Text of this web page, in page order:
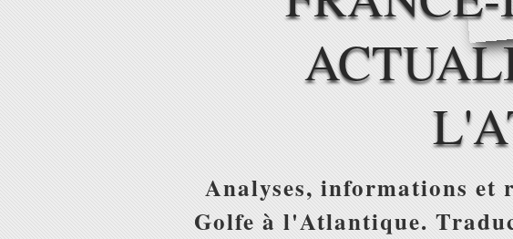
Analyses, informations et
Golfe à l'Atlantique.